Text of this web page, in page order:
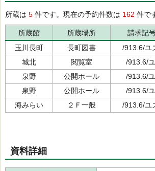
所蔵は 5 件です。現在の予約件数は 162 件で
所蔵館 所蔵場所 請求記
玉川長町
長町図書 /913.6/ユ
城北
閲覧室 /913.6/
泉野
公開ホール /913.6/
泉野
公開ホール /913.6/
海みらい
２Ｆ一般 /913.6/ユ
資料詳細